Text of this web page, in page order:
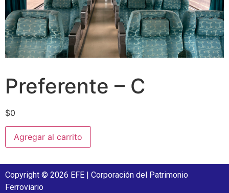
Preferente – C
$0
Agregar al carrito
Copyright © 2026 EFE | Corporación del Patrimonio
Ferroviario